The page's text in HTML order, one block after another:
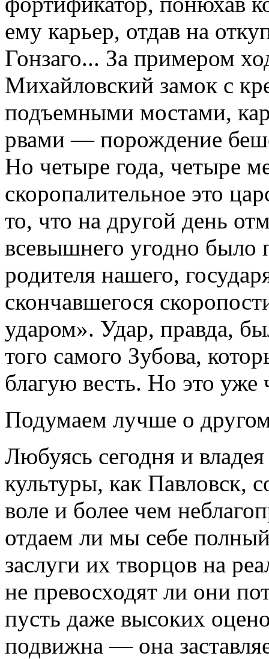
ему карьер, отдав на
Гонзаго... За примером
Михайловский замок с
подъемными мостами,
рвами — порождение
Но четыре года, четыре
скоропалительное это
то, что на другой день
всевышнего угодно было
родителя нашего,
скончавшегося
ударом». Удар, правда,
того самого Зубова,
благую весть. Но это уже
Подумаем лучше о
Любуясь сегодня и
культуры, как Павловск,
воле и более чем
отдаем ли мы себе
заслуги их творцов на
не превосходят ли они
пусть даже высоких
подвижна — она